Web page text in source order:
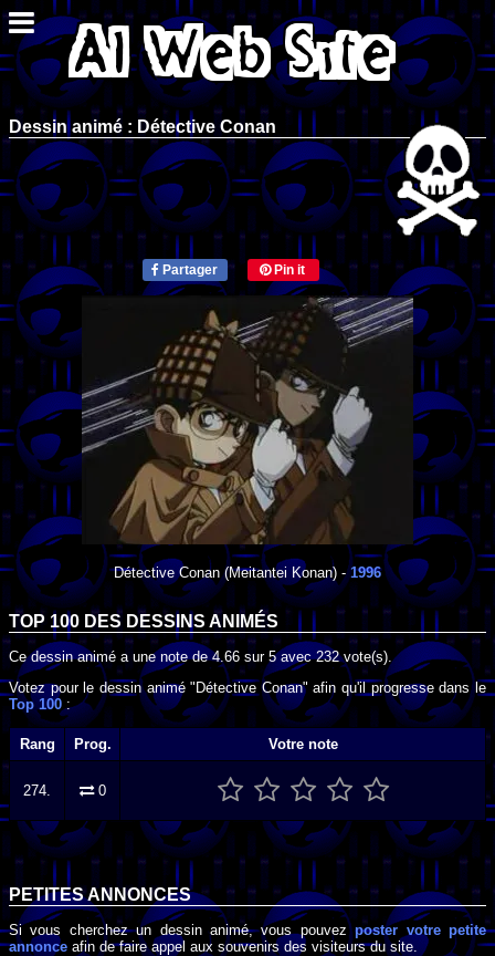
Dessin animé : Détective Conan
Partager Pin it
Détective Conan(Meitantei Konan) -1996
TOP 100 DES DESSINS ANIMÉS
Ce dessin animé a une note de4.66 sur 5avec232vote(s).
Votez pour le dessin animé "Détective Conan" afin qu'il progresse dans le
Top 100 :
Rang Prog. Votre note
274. 0
PETITES ANNONCES
Si vous cherchez un dessin animé, vous pouvezposter votre petite
annonce afin de faire appel aux souvenirs des visiteurs du site.